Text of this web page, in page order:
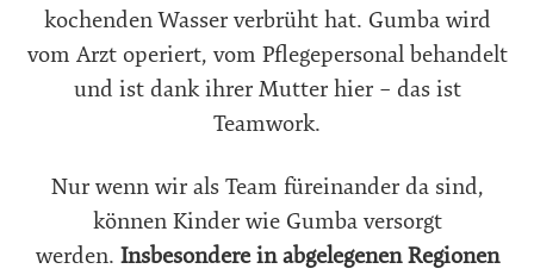
kochenden Wasser verbrüht hat. Gumba wird
vom Arzt operiert, vom Pflegepersonal behandelt
und ist dank ihrer Mutter hier – das ist
Teamwork.
Nur wenn wir als Team füreinander da sind,
können Kinder wie Gumba versorgt
werden. Insbesondere in abgelegenen Regionen